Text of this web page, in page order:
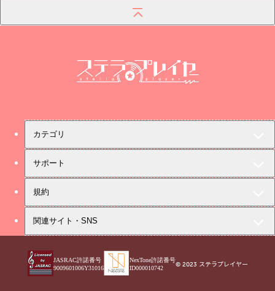
ステラプレイヤー
カテゴリ
サポート
規約
関連サイト・SNS
JASRAC許諾番号
9009601006Y31016
NexTone許諾番号
ID000010742
© 2023 ステラプレイヤー